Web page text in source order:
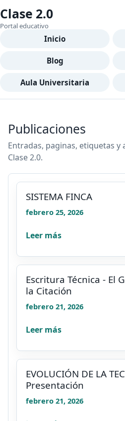
Clase 2.0
Portal educativo
Inicio
Blog
Aula Universitaria
Publicaciones
Entradas, paginas, etiquetas
Clase 2.0.
SISTEMA FINCA
febrero 25, 2026
Leer más
Escritura Técnica - El
la Citación
febrero 21, 2026
Leer más
EVOLUCIÓN DE LA
Presentación
febrero 21, 2026